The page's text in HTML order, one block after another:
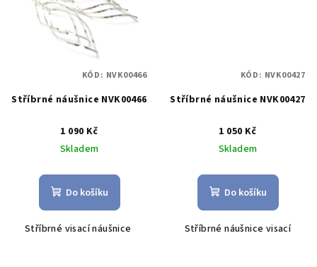
Stříbrné náušnice NVK00466
1 090 Kč
Skladem
Do košíku
Stříbrné visací náušnice
KÓD: NVK00466
Stříbrné náušnice NVK00427
1 050 Kč
Skladem
Do košíku
Stříbrné náušnice visací
KÓD: NVK00427